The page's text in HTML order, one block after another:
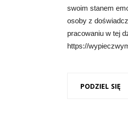
swoim stanem
osoby z
pracowaniu w tej
https://
PODZIEL SIĘ